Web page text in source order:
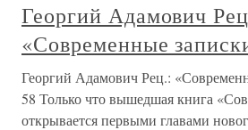
Георгий Адамович
«Современные
Георгий Адамович Рец.:
58 Только что вышедшая книга
открывается первыми главами